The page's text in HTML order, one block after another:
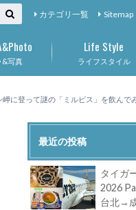
カテゴリ一覧 Sitemap
&写真 ライフスタイル
Life Style
岬に登って謎の「ミルピス」を飲ん
最近の投稿
タイガ
2026
台北→